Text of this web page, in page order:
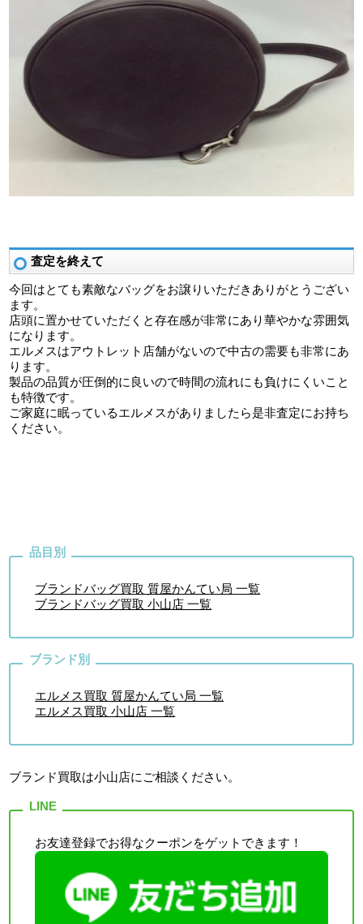
査定を終えて
今回はとても素敵なバッグをお譲りいただきありがとうござい
ます。
店頭に置かせていただくと存在感が非常にあり華やかな雰囲気
になります。
エルメスはアウトレット店舗がないので中古の需要も非常にあ
ります。
製品の品質が圧倒的に良いので時間の流れにも負けにくいこと
も特徴です。
ご家庭に眠っているエルメスがありましたら是非査定にお持ち
ください。
ブランドバッグ買取 質屋かんてい局 一覧
ブランドバッグ買取 小山店 一覧
エルメス買取 質屋かんてい局 一覧
エルメス買取 小山店 一覧
ブランド買取は小山店にご相談ください。
お友達登録でお得なクーポンをゲットできます！